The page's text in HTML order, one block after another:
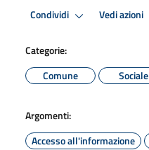
Condividi Vedi azioni
Categorie:
Comune
Sociale
Argomenti:
Accesso all'informazione